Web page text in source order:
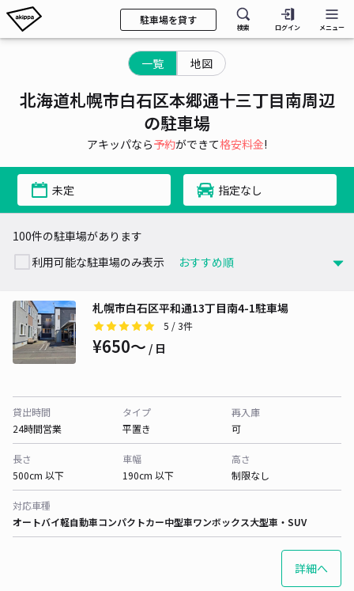
駐車場を貸す
検索 ログイン メニュー
一覧 地図
北海道札幌市白石区本郷通十三丁目南周辺
の駐車場
アキッパなら予約ができて格安料金!
未定 指定なし
100件の駐車場があります
利用可能な駐車場のみ表示
札幌市白石区平和通13丁目南4-1駐車場
5 / 3件
¥650〜 / 日
貸出時間
24時間営業
タイプ
平置き
再入庫
可
長さ
500cm 以下
車幅
190cm 以下
高さ
制限なし
対応車種
オートバイ軽自動車コンパクトカー中型車ワンボックス大型車・SUV
詳細へ